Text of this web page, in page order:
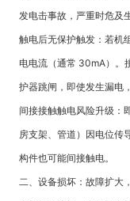
发电击事故，严重时危及
触电后无保护触发：若机
电电流（通常 30mA）。
护器跳闸，即使发生漏电
间接接触触电风险升级：
房支架、管道）因电位传
构件也可能间接触电。
二、设备损坏：故障扩大